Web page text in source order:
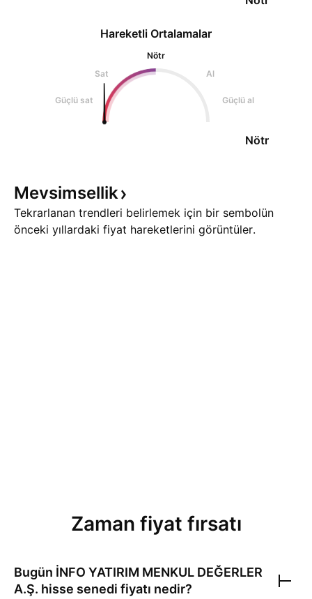
Hareketli Ortalamalar
Nötr
Sat
Al
Güçlü sat Güçlü al
Nötr
Mevsimsellik
Tekrarlanan trendleri belirlemek için bir sembolün
önceki yıllardaki fiyat hareketlerini görüntüler.
Zaman fiyat fırsatı
Bugün İNFO YATIRIM MENKUL DEĞERLER
A.Ş. hisse senedi fiyatı nedir?